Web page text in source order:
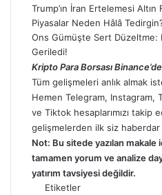
Trump’ın İran Ertelemesi Altın
Piyasalar Neden Hâlâ
Ons Gümüşte Sert Düzeltme:
Geriledi!
Kripto Para Borsası
Tüm gelişmeleri anlık almak
Hemen Telegram, Instagram,
ve Tiktok hesaplarımızı takip
gelişmelerden ilk siz haberdar
Not: Bu sitede yazılan makale
tamamen yorum ve analize
yatırım tavsiyesi değildir.
Etiketler